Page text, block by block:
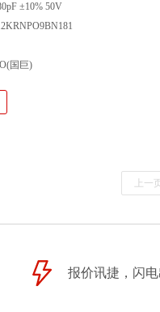
±10% 50V
国巨)
上一
报价讯捷，闪